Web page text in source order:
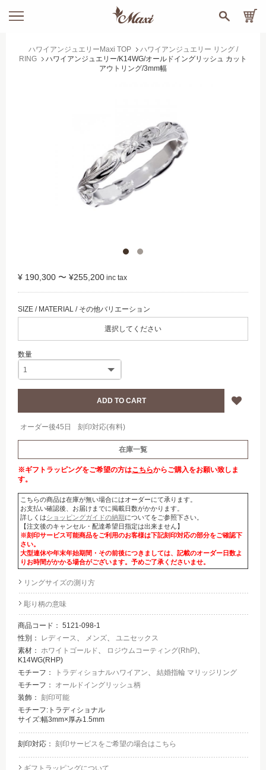
ハワイアンジュエリーMaxi TOP
ハワイアンジュエリー リング /
RING
ハワイアンジュエリー/K14WG/オールドイングリッシュ カット
アウトリング/3mm幅
¥ 190,300 〜 ¥255,200
選択してください
オーダー後45日 刻印対応(有料)
在庫一覧
※ギフトラッピングをご希望の方はこちらからご購入をお願い致しま
す。
こちらの商品は在庫が無い場合にはオーダーにて承ります。
お支払い確認後、お届けまでに掲載日数がかかります。
詳しくはショッピングガイドの納期についてをご参照下さい。
【注文後のキャンセル・配達希望日指定は出来ません】
※刻印サービス可能商品をご利用のお客様は下記刻印対応の部分をご確認下
さい。
大型連休や年末年始期間・その前後につきましては、記載のオーダー日数よ
りお時間がかかる場合がございます。予めご了承くださいませ。
リングサイズの測り方
彫り柄の意味
商品コード： 5121-098-1
性別：
レディース、 メンズ、 ユニセックス
素材： ホワイトゴールド、 ロジウムコーティング(RhP)、
K14WG(RHP)
モチーフ：
トラディショナルハワイアン、 結婚指輪 マリッジリング
モチーフ： オールドイングリッシュ柄
装飾： 刻印可能
モチーフ:トラディショナル
サイズ:幅3mm×厚み1.5mm
刻印対応： 刻印サービスをご希望の場合はこちら
ギフトラッピングについて